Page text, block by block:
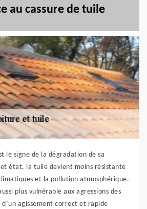
au cassure de tuile
le signe de la dégradation de sa
état, la tuile devient moins résistante
et la pollution atmosphérique.
plus vulnérable aux agressions des
d’un agissement correct et rapide